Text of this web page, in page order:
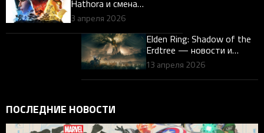
Hathora и смена
инфраструктуры — что
известно геймерам
3 апреля 2026
Elden Ring: Shadow of the
Erdtree — новости и
Razer-девайсы для Souls-
игр
13 апреля 2026
ПОСЛЕДНИЕ НОВОСТИ